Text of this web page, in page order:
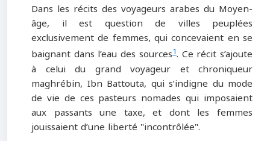
Dans les récits des voyageurs arabes du Moyen-
âge, il est question de villes peuplées
exclusivement de femmes, qui concevaient en se
baignant dans l’eau des sources1. Ce récit s’ajoute
à celui du grand voyageur et chroniqueur
maghrébin, Ibn Battouta, qui s’indigne du mode
de vie de ces pasteurs nomades qui imposaient
aux passants une taxe, et dont les femmes
jouissaient d’une liberté "incontrôlée".